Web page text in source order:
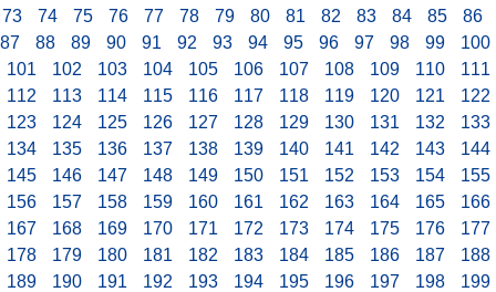
73
74 75 76 77 78 79 80 81 82 83 84 85
86
87
88 89 90 91 92 93 94 95 96 97 98 99
100
101
102 103 104 105 106 107 108 109 110
111
112
113 114 115 116 117 118 119 120 121
122
123
124 125 126 127 128 129 130 131 132
133
134
135 136 137 138 139 140 141 142 143
144
145
146 147 148 149 150 151 152 153 154
155
156
157 158 159 160 161 162 163 164 165
166
167
168 169 170 171 172 173 174 175 176
177
178
179 180 181 182 183 184 185 186 187
188
189
190 191 192 193 194 195 196 197 198
199